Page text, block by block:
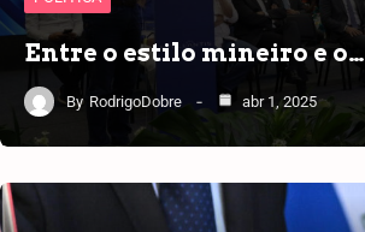
Entre o estilo mineiro e o…
By RodrigoDobre abr 1, 2025